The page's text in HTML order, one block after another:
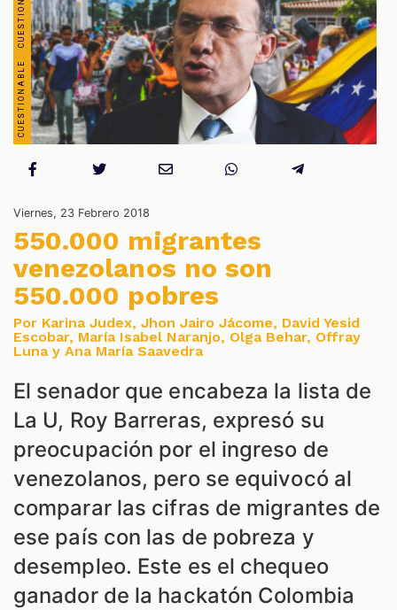
Viernes, 23 Febrero 2018
550.000 migrantes
venezolanos no son
550.000 pobres
Por Karina Judex, Jhon Jairo Jácome, David Yesid
Escobar, María Isabel Naranjo, Olga Behar, Offray
Luna y Ana María Saavedra
El senador que encabeza la lista de
La U, Roy Barreras, expresó su
preocupación por el ingreso de
venezolanos, pero se equivocó al
comparar las cifras de migrantes de
ese país con las de pobreza y
desempleo. Este es el chequeo
ganador de la hackatón Colombia